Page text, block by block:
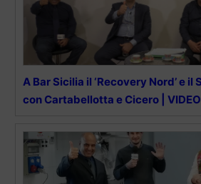
A Bar Sicilia il ‘Recovery Nord’ e
con Cartabellotta e Cicero | VIDEO